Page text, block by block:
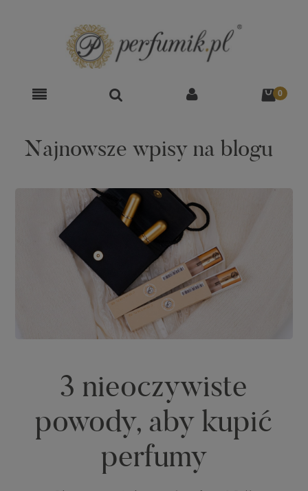
Najnowsze wpisy na blogu
3 nieoczywiste
powody, aby kupić
perfumy